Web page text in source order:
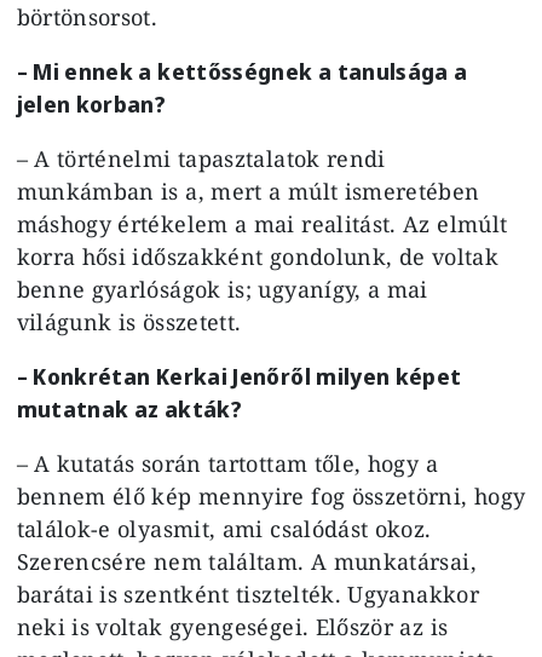
börtönsorsot.
– Mi ennek a kettősségnek a tanulsága a
jelen korban?
– A történelmi tapasztalatok rendi
munkámban is a, mert a múlt ismeretében
máshogy értékelem a mai realitást. Az elmúlt
korra hősi időszakként gondolunk, de voltak
benne gyarlóságok is; ugyanígy, a mai
világunk is összetett.
– Konkrétan Kerkai Jenőről milyen képet
mutatnak az akták?
– A kutatás során tartottam tőle, hogy a
bennem élő kép mennyire fog összetörni, hogy
találok-e olyasmit, ami csalódást okoz.
Szerencsére nem találtam. A munkatársai,
barátai is szentként tisztelték. Ugyanakkor
neki is voltak gyengeségei. Először az is